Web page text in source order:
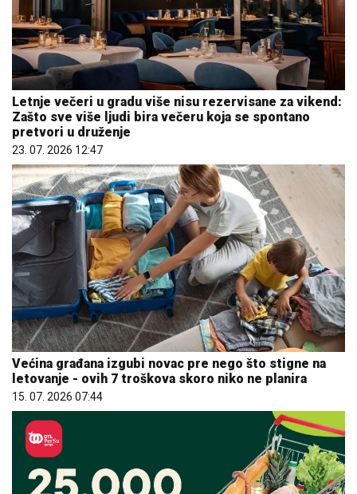
Letnje večeri u gradu više nisu rezervisane za vikend:
Zašto sve više ljudi bira večeru koja se spontano
pretvori u druženje
23. 07. 2026 12:47
Većina građana izgubi novac pre nego što stigne na
letovanje - ovih 7 troškova skoro niko ne planira
15. 07. 2026 07:44